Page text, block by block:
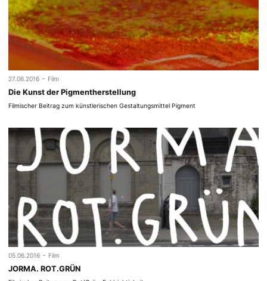
27.06.2016 - Film
Die Kunst der Pigmentherstellung
Filmischer Beitrag zum künstlerischen Gestaltungsmittel Pigment
05.06.2016 - Film
JORMA. ROT.GRÜN